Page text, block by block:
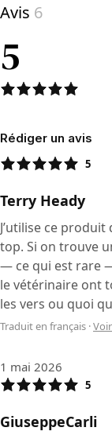
Avis 6
5
Rédiger un avis
5
Terry Heady
J’utilise ce
top. Si on trouve
— ce qui est rare
le vétérinaire ont
les vers ou quoi
Traduit en français ·
1 mai 2026
5
GiuseppeCarli